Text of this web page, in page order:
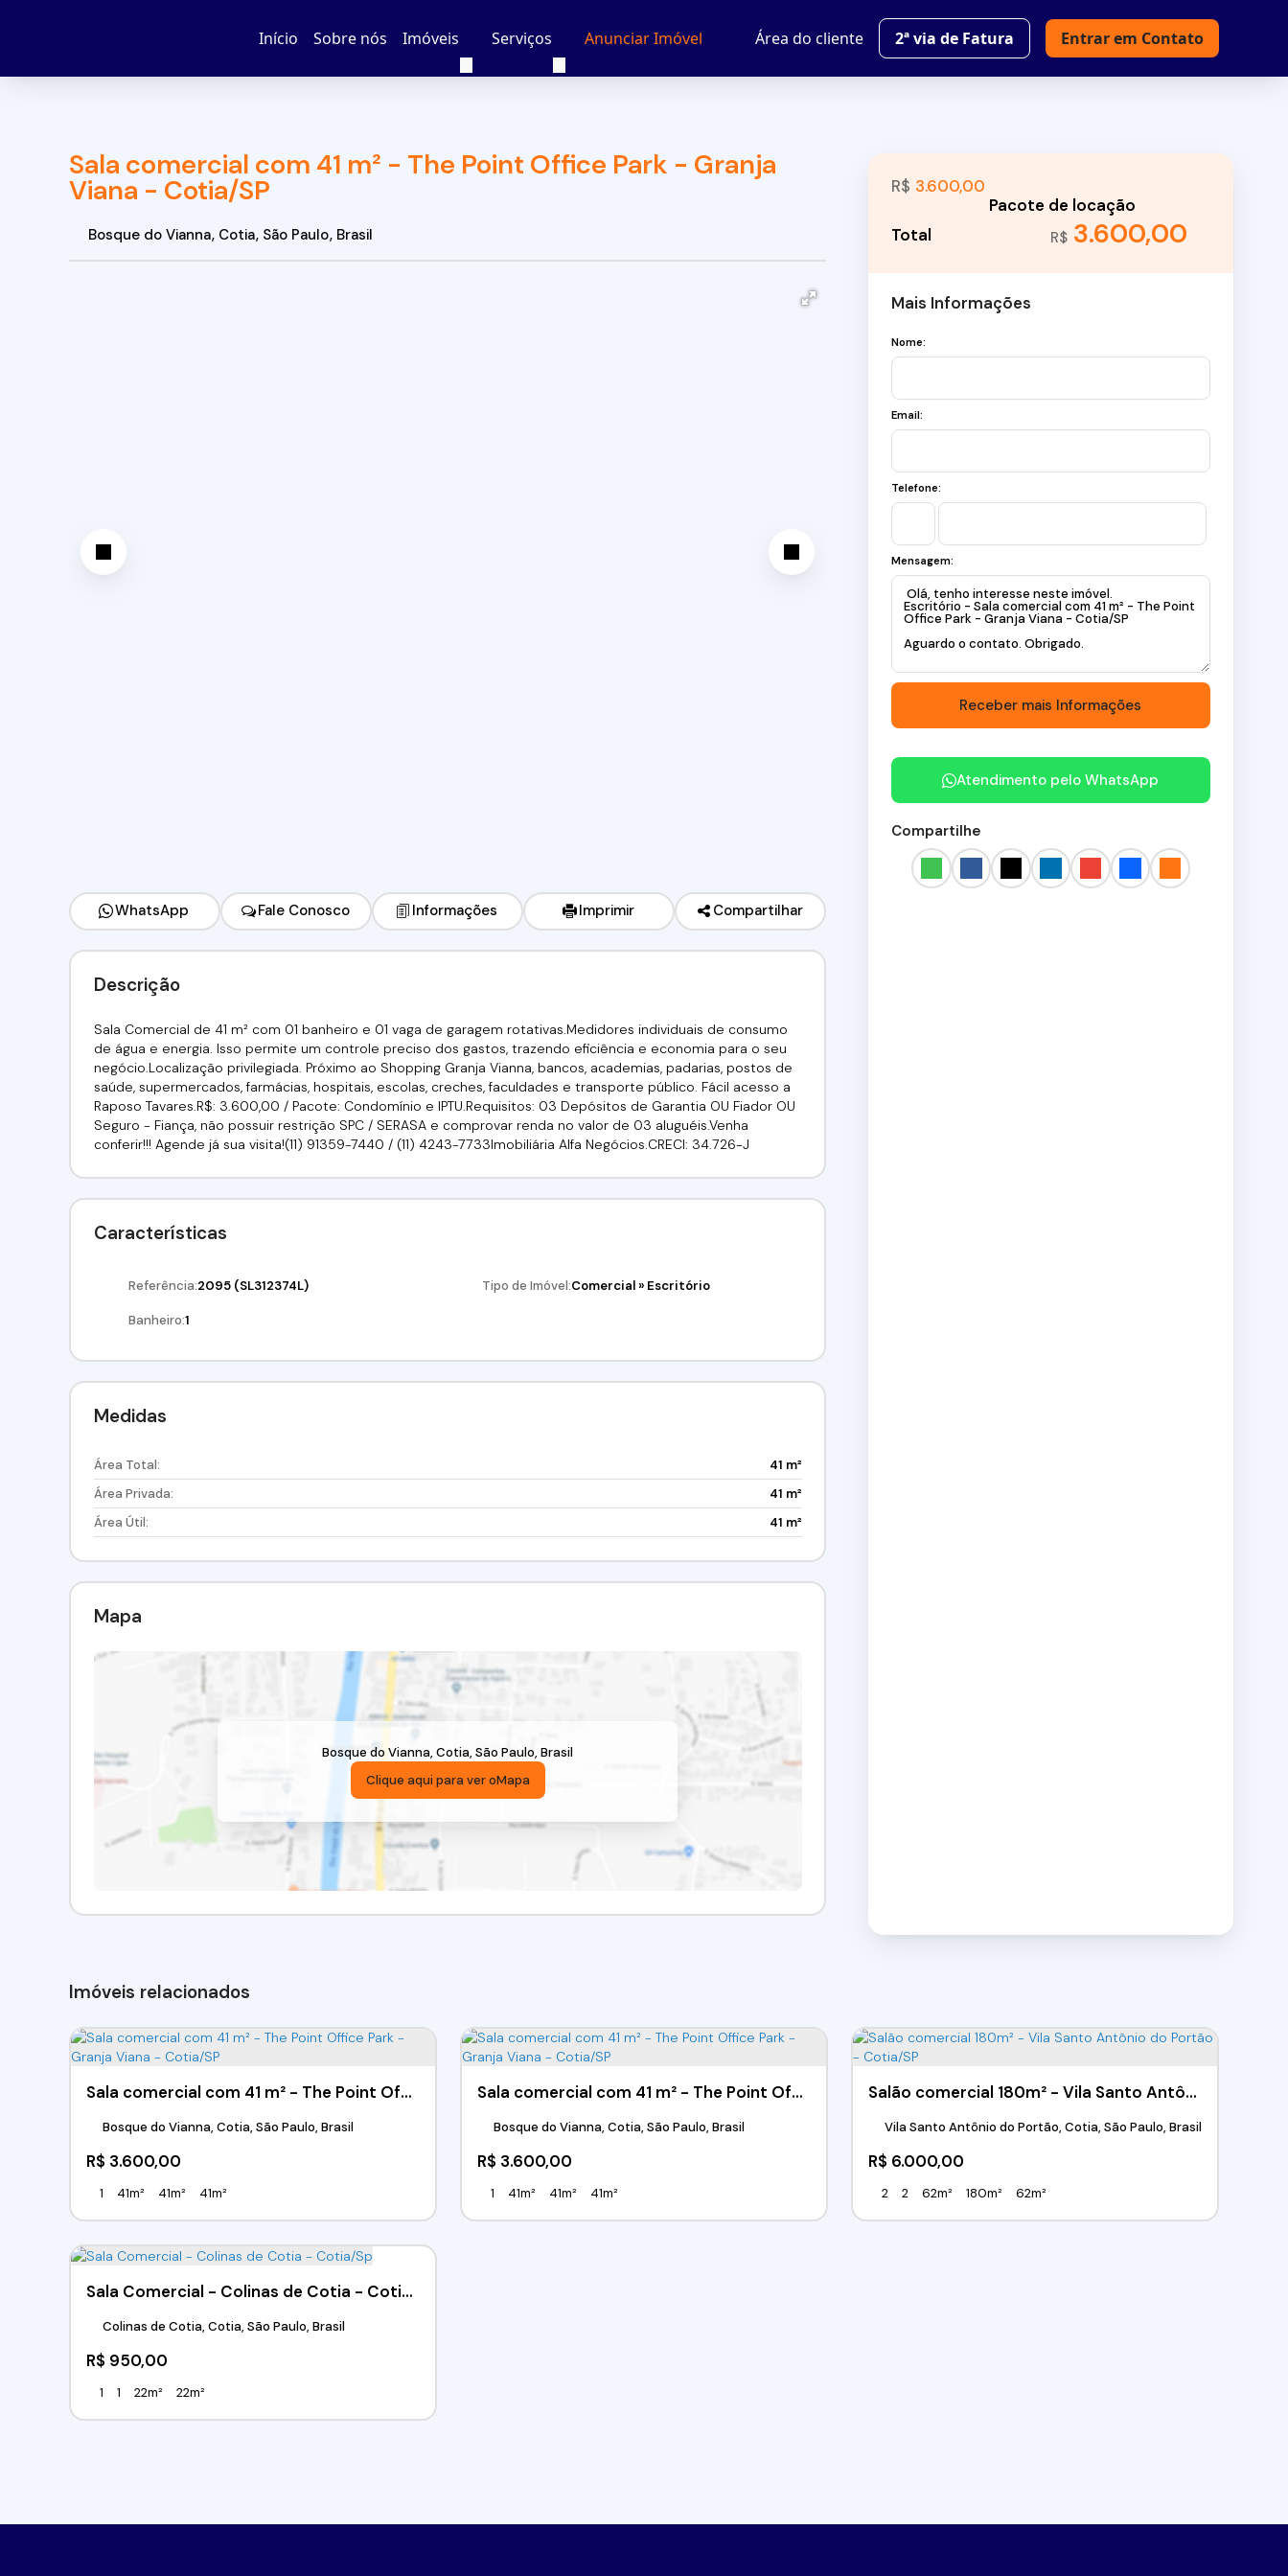
Entrar em Contato
2ª via de Fatura
Área do cliente
Anunciar Imóvel
Serviços
Imóveis
Sobre nós
Início
Sala comercial com 41 m² - The Point Office Park - Granja
Viana - Cotia/SP
Bosque do Vianna, Cotia, São Paulo, Brasil
WhatsApp Fale Conosco Informações Imprimir Compartilhar
Descrição
Sala Comercial de 41 m² com 01 banheiro e 01 vaga de garagem rotativas.Medidores individuais de consumo
de água e energia. Isso permite um controle preciso dos gastos, trazendo eficiência e economia para o seu
negócio.Localização privilegiada. Próximo ao Shopping Granja Vianna, bancos, academias, padarias, postos de
saúde, supermercados, farmácias, hospitais, escolas, creches, faculdades e transporte público. Fácil acesso a
Raposo Tavares.R$: 3.600,00 / Pacote: Condomínio e IPTU.Requisitos: 03 Depósitos de Garantia OU Fiador OU
Seguro - Fiança, não possuir restrição SPC / SERASA e comprovar renda no valor de 03 aluguéis.Venha
conferir!!! Agende já sua visita!(11) 91359-7440 / (11) 4243-7733Imobiliária Alfa Negócios.CRECI: 34.726-J
Características
Referência:2095 (SL312374L) Tipo de Imóvel:Comercial» Escritório
Banheiro:1
Medidas
Área Total:
41 m²
Área Privada:
41 m²
Área Útil:
41 m²
Mapa
Bosque do Vianna, Cotia, São Paulo, Brasil
Clique aqui para ver oMapa
R$ 3.600,00
R$ 3.600,00
Mais Informações
Nome:
Email:
Telefone:
Mensagem:
Atendimento peloWhatsApp
Compartilhe
Imóveis relacionados
Sala comercial com 41 m² - The Point Office Park - Granja Viana - Cotia/SP
R$ 3.600,00
Bosque do Vianna, Cotia, São Paulo, Brasil
1 41m² 41m² 41m²
Sala comercial com 41 m² - The Point Office Park - Granja Viana - Cotia/SP
R$ 3.600,00
Bosque do Vianna, Cotia, São Paulo, Brasil
1 41m² 41m² 41m²
Salão comercial 180m² - Vila Santo Antônio do Portão - Cotia/SP
R$ 6.000,00
Vila Santo Antônio do Portão, Cotia, São Paulo, Brasil
2 2 62m² 180m² 62m²
Sala Comercial - Colinas de Cotia - Cotia/Sp
R$ 950,00
Colinas de Cotia, Cotia, São Paulo, Brasil
1 1 22m² 22m²